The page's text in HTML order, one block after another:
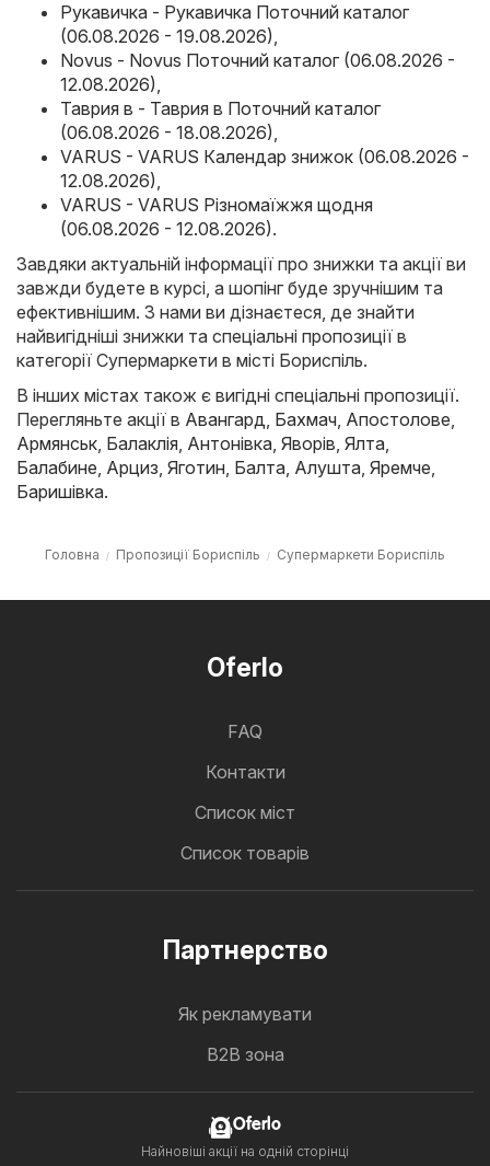
Рукавичка - Рукавичка Поточний каталог
(06.08.2026 - 19.08.2026),
Novus - Novus Поточний каталог (06.08.2026 -
12.08.2026),
Таврия в - Таврия в Поточний каталог
(06.08.2026 - 18.08.2026),
VARUS - VARUS Календар знижок (06.08.2026 -
12.08.2026),
VARUS - VARUS Різномаїжжя щодня
(06.08.2026 - 12.08.2026).
Завдяки актуальній інформації про знижки та акції ви
завжди будете в курсі, а шопінг буде зручнішим та
ефективнішим. З нами ви дізнаєтеся, де знайти
найвигідніші знижки та спеціальні пропозиції в
категорії Супермаркети в місті Бориспіль.
В інших містах також є вигідні спеціальні пропозиції.
Перегляньте акції в Авангард, Бахмач, Апостолове,
Армянськ, Балаклія, Антонівка, Яворів, Ялта,
Балабине, Арциз, Яготин, Балта, Алушта, Яремче,
Баришівка.
Головна Пропозиції Бориспіль Супермаркети Бориспіль
Oferlo
FAQ
Контакти
Cписок міст
Список товарів
Партнерство
Як рекламувати
B2B зона
Oferlo
Найновіші акції на одній сторінці